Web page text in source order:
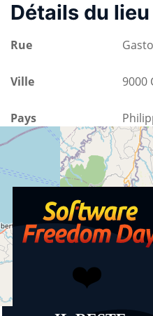
Détails du lieu
Rue
Ville 9000
Pays
A venir